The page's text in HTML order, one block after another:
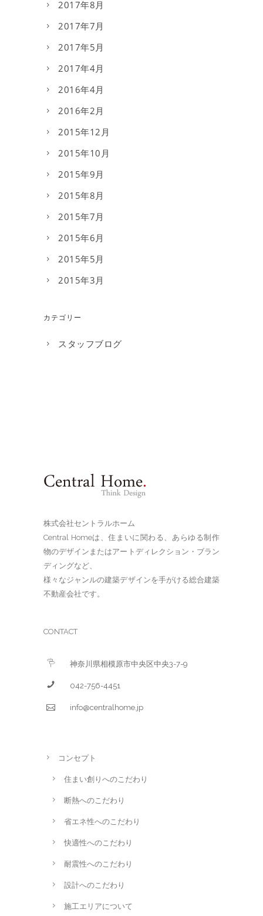
2017年8月
2017年7月
2017年5月
2017年4月
2016年4月
2016年2月
2015年12月
2015年10月
2015年9月
2015年8月
2015年7月
2015年6月
2015年5月
2015年3月
カテゴリー
スタッフブログ
株式会社セントラルホーム
Central Homeは、住まいに関わる、あらゆる制作
物のデザインまたはアートディレクション・ブラン
ディングなど、
様々なジャンルの建築デザインを手がける総合建築
不動産会社です。
CONTACT
神奈川県相模原市中央区中央3-7-9
042-756-4451
info@centralhome.jp
コンセプト
住まい創りへのこだわり
断熱へのこだわり
省エネ性へのこだわり
快適性へのこだわり
耐震性へのこだわり
設計へのこだわり
施工エリアについて